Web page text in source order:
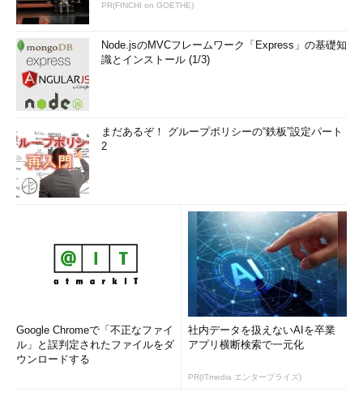
PR(FINCHI on GOETHE)
Node.jsのMVCフレームワーク「Express」の基礎知
識とインストール (1/3)
まだあるぞ！ グループポリシーの“鉄板”設定パート
2
Google Chromeで「不正なファイ
ル」と誤判定されたファイルをダ
ウンロードする
社内データを扱えないAIを卒業
アプリ横断検索で一元化
PR(ITmedia エンタープライズ)